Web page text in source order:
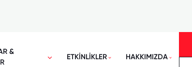
&
ETKİNLİKLER HAKKIMIZDA